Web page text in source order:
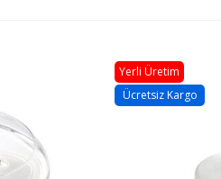
Yerli Üretim
Ücretsiz Kargo